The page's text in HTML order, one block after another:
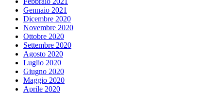
Gennaio 2021
Dicembre 2020
Novembre 2020
Ottobre 2020
Settembre 2020
Agosto 2020
Luglio 2020
Giugno 2020
Maggio 2020
Aprile 2020